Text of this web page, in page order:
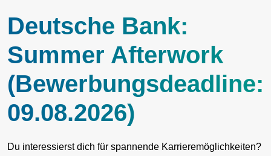
Deutsche Bank:
Summer Afterwork
(Bewerbungsdeadline:
09.08.2026)
Du interessierst dich für spannende Karrieremöglichkeiten?